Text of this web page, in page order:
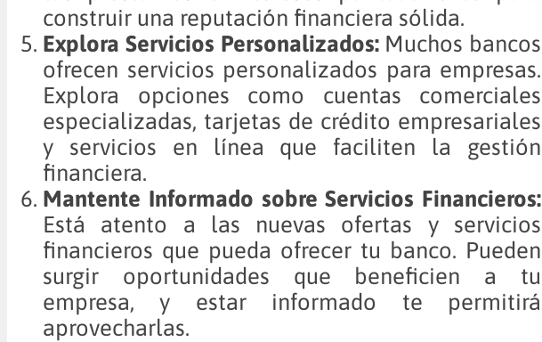
construir una reputación financiera sólida.
Explora Servicios Personalizados:Muchos bancos
ofrecen servicios personalizados para empresas.
Explora opciones como cuentas comerciales
especializadas, tarjetas de crédito empresariales
y servicios en línea que faciliten la gestión
financiera.
Mantente Informado sobre Servicios Financieros:
Está atento a las nuevas ofertas y servicios
financieros que pueda ofrecer tu banco. Pueden
surgir oportunidades que beneficien a tu
empresa, y estar informado te permitirá
aprovecharlas.